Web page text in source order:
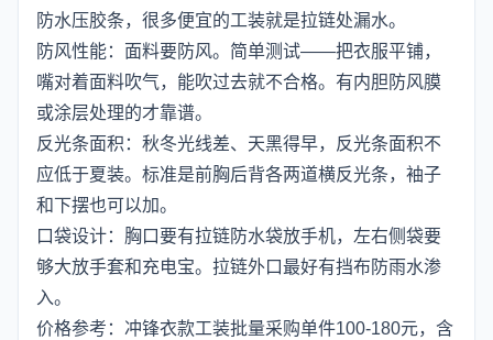
防水压胶条，很多便宜的工装就是拉链处漏水。
防风性能：面料要防风。简单测试——把衣服平铺，
嘴对着面料吹气，能吹过去就不合格。有内胆防风膜
或涂层处理的才靠谱。
反光条面积：秋冬光线差、天黑得早，反光条面积不
应低于夏装。标准是前胸后背各两道横反光条，袖子
和下摆也可以加。
口袋设计：胸口要有拉链防水袋放手机，左右侧袋要
够大放手套和充电宝。拉链外口最好有挡布防雨水渗
入。
价格参考：冲锋衣款工装批量采购单件100-180元，含